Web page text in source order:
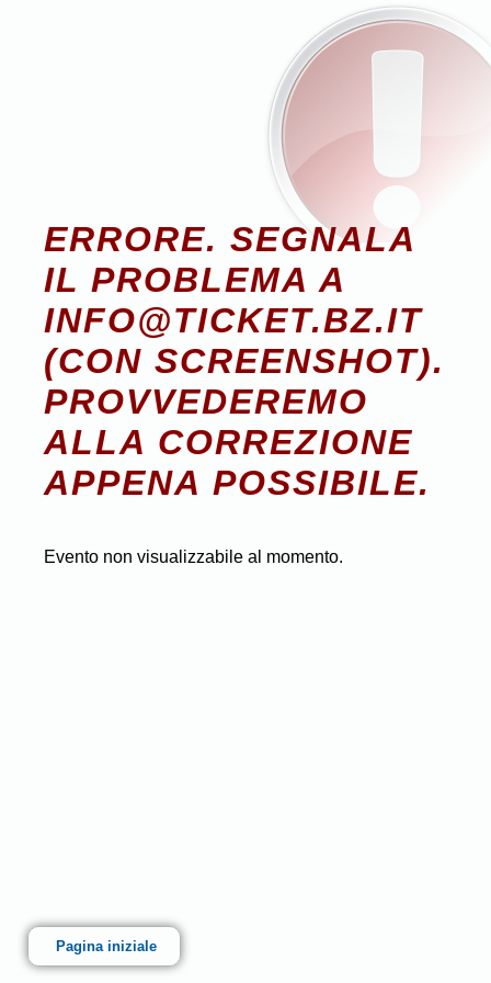
ERRORE. SEGNALA
IL PROBLEMA A
INFO@TICKET.BZ.IT
(CON SCREENSHOT).
PROVVEDEREMO
ALLA CORREZIONE
APPENA POSSIBILE.
Evento non visualizzabile al momento.